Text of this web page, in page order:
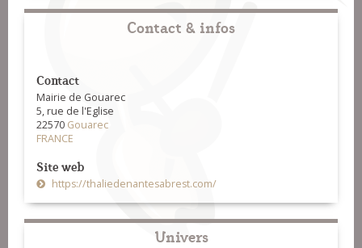
Contact & infos
Contact
Mairie de Gouarec
5, rue de l'Eglise
22570 Gouarec
FRANCE
Site web
https://thaliedenantesabrest.com/
Univers